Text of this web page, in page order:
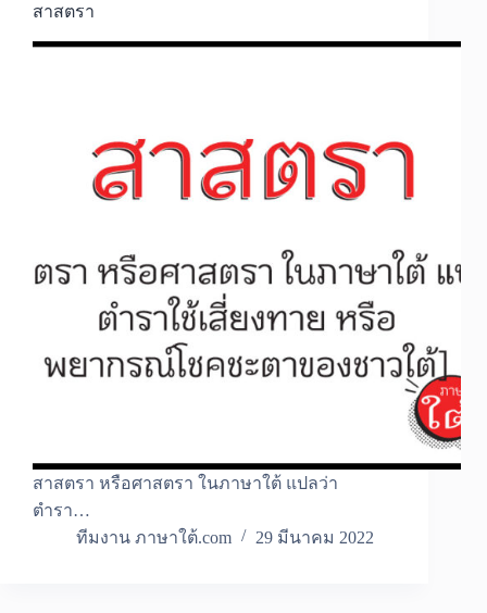
สาสตรา
สาสตรา หรือศาสตรา ในภาษาใต้ แปลว่า
ตำรา…
ทีมงาน ภาษาใต้.com
29 มีนาคม 2022